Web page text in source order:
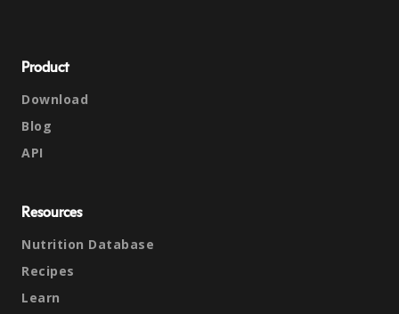
Product
Download
Blog
API
Resources
Nutrition Database
Recipes
Learn